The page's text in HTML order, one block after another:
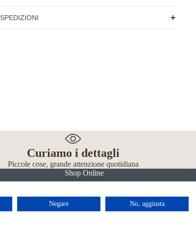
SPEDIZIONI
Curiamo i dettagli
Piccole cose, grande attenzione quotidiana
Shop Online
Negare No, aggiusta